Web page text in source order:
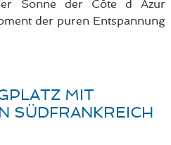
Sonne der Côte d Azur
der puren Entspannung
MIT
SÜDFRANKREICH